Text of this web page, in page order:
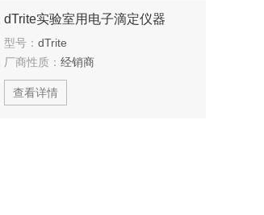
dTrite实验室用电子滴定仪器
型号： dTrite
厂商性质： 经销商
查看详情